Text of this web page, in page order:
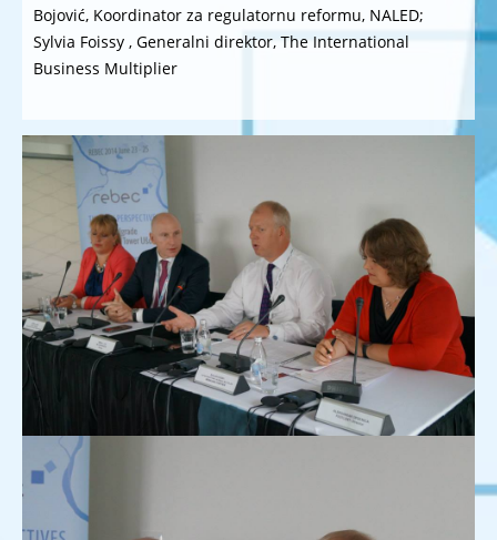
Bojović, Koordinator za regulatornu reformu, NALED;
Sylvia Foissy , Generalni direktor, The International
Business Multiplier